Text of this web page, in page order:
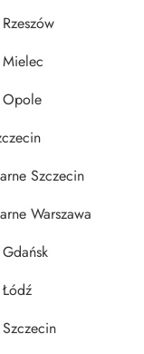
Szczecin
Warszawa